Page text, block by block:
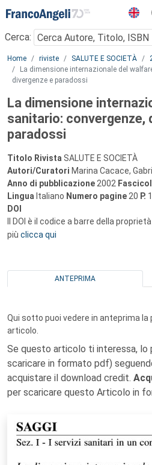
Menu
Cerca:
Main content
Home riviste SALUTE E SOCIETÀ
La dimensione internazionale del
divergenze e paradossi
La dimensione
sanitario: convergenze,
paradossi
Titolo Rivista SALUTE E SOCIETÀ
Autori/Curatori Marina Cacace,
Anno di pubblicazione 2002
Lingua Italiano Numero pagine 20 P.
DOI
Il DOI è il codice a barre della
più clicca qui
ANTEPRIMA
Qui sotto puoi vedere in anteprima la
articolo.
Se questo articolo ti interessa, lo
scaricare in formato pdf)
acquistare il download credit.
per scaricare questo Articolo in